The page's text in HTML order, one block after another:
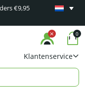
€9,95
Minimaal
Klantenservice
0